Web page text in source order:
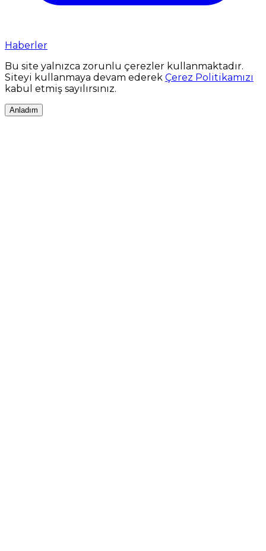
Haberler
Bu site yalnızca zorunlu çerezler kullanmaktadır.
Siteyi kullanmaya devam ederek Çerez Politikamızı
kabul etmiş sayılırsınız.
Anladım